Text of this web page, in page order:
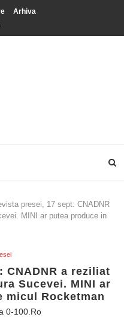
Arhiva
presei, 17 sept: CNADNR
MINI ar putea produce in
CNADNR a reziliat
Sucevei. MINI ar
micul Rocketman
0-100.ro